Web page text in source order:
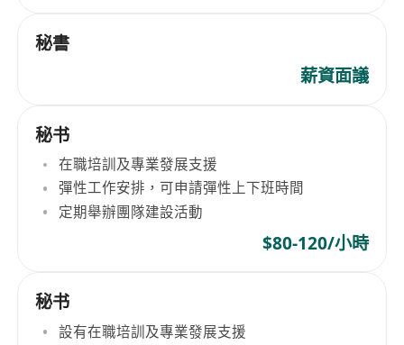
秘書
薪資面議
秘书
在職培訓及專業發展支援
彈性工作安排，可申請彈性上下班時間
定期舉辦團隊建設活動
$80-120/小時
秘书
設有在職培訓及專業發展支援